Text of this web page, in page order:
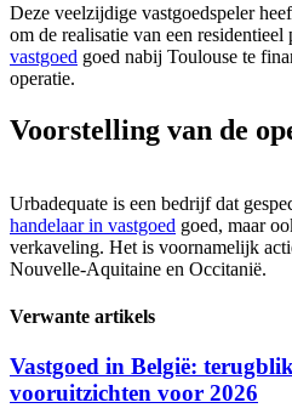
Deze veelzijdige vastgoedspeler
om de realisatie van een residentieel
vastgoed goed nabij Toulouse te
operatie.
Voorstelling van de
Urbadequate is een bedrijf dat
handelaar in vastgoed goed, maar
verkaveling. Het is voornamelijk
Nouvelle-Aquitaine en Occitanië.
Verwante artikels
Vastgoed in België:
vooruitzichten voor 2026